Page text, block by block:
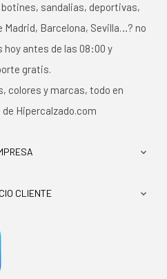
sandalias, deportivas,
Barcelona, Sevilla…? no
antes de las 08:00 y
gratis.
colores y marcas, todo en
Hipercalzado.com

CLIENTE 